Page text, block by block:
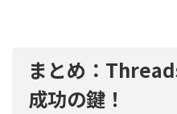
まとめ：
成功の鍵！